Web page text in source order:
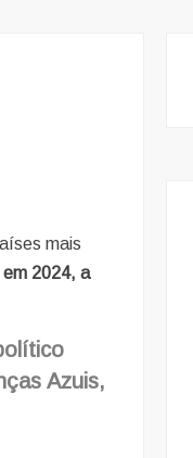
mais
em 2024, a
Azuis,